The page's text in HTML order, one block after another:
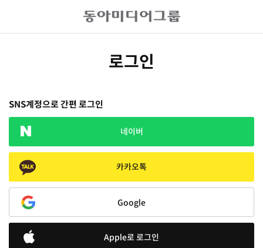
로그인
SNS계정으로 간편 로그인
네이버
카카오톡
Google
Apple로 로그인